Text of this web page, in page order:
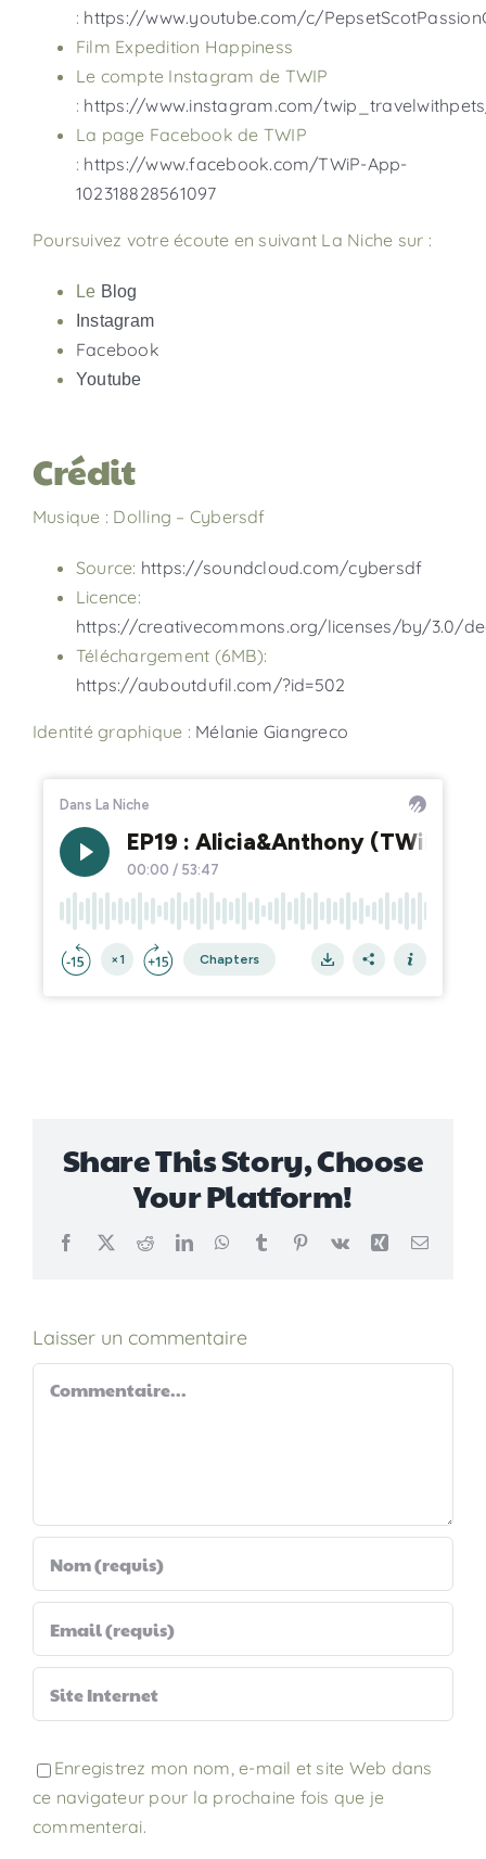
: https://www.youtube.com/c/
Film Expedition Happiness
Le compte Instagram de TWIP
: https://www.instagram.com/
La page Facebook de TWIP
: https://www.facebook.com/TWiP-App-
102318828561097
Poursuivez votre écoute en suivant La Niche sur :
Le Blog
Instagram
Facebook
Youtube
Crédit
Musique : Dolling – Cybersdf
Source: https://soundcloud.com/cybersdf
Licence:
https://creativecommons.org/licenses/by/3.0/
Téléchargement (6MB):
https://auboutdufil.com/?id=502
Identité graphique : Mélanie Giangreco
Share This Story, Choose
Your Platform!
Facebook
X RedditLinkedInWhatsApp
Tumblr Pinterest
Vk Xing Email
Laisser un commentaire
Enregistrez mon nom, e-mail et site Web dans
ce navigateur pour la prochaine fois que je
commenterai.